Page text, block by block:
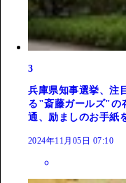
3
兵庫県知事選挙、注
る"斎藤ガールズ"の
通、励ましのお手紙
2024年11月05日 07:10